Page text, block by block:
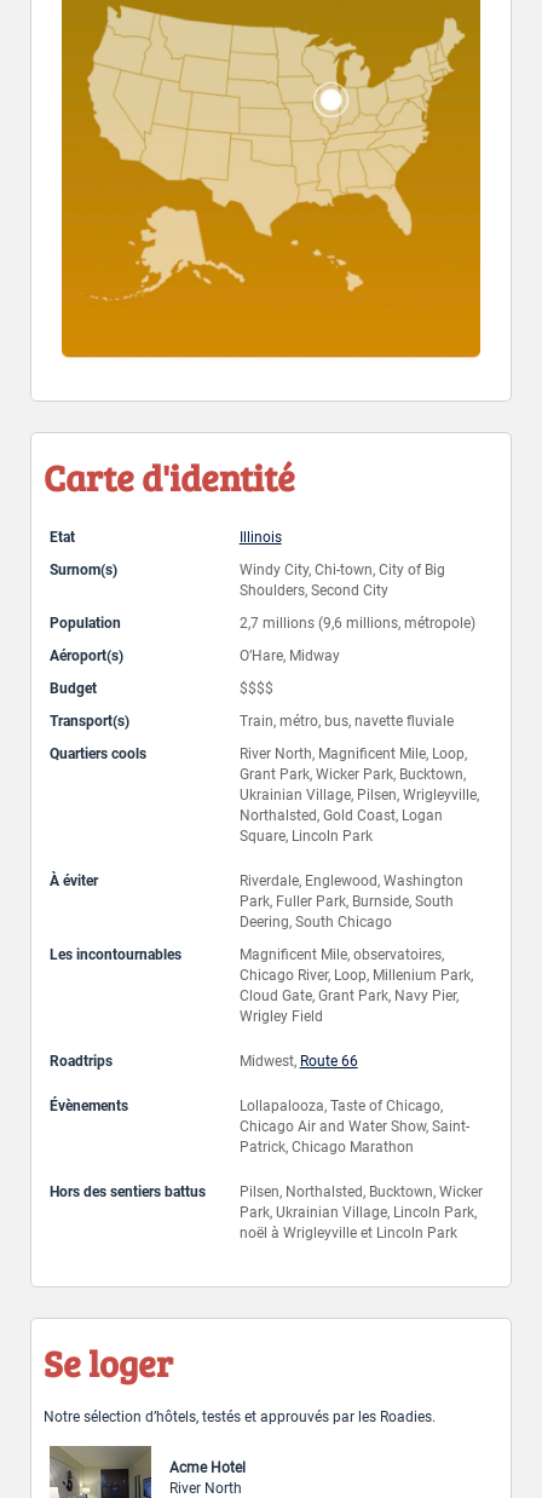
Carte d'identité
Etat
Illinois
Surnom(s)
Windy City, Chi-town, City of Big
Shoulders, Second City
Population
2,7 millions (9,6 millions, métropole)
Aéroport(s)
O’Hare, Midway
Budget
$$$$
Transport(s)
Train, métro, bus, navette fluviale
Quartiers cools
River North, Magnificent Mile, Loop,
Grant Park, Wicker Park, Bucktown,
Ukrainian Village, Pilsen, Wrigleyville,
Northalsted, Gold Coast, Logan
Square, Lincoln Park
À éviter
Riverdale, Englewood, Washington
Park, Fuller Park, Burnside, South
Deering, South Chicago
Les incontournables
Magnificent Mile, observatoires,
Chicago River, Loop, Millenium Park,
Cloud Gate, Grant Park, Navy Pier,
Wrigley Field
Roadtrips Midwest, Route 66
Évènements
Lollapalooza, Taste of Chicago,
Chicago Air and Water Show, Saint-
Patrick, Chicago Marathon
Hors des sentiers battus
Pilsen, Northalsted, Bucktown, Wicker
Park, Ukrainian Village, Lincoln Park,
noël à Wrigleyville et Lincoln Park
Se loger
Notre sélection d’hôtels, testés et approuvés par les Roadies.
Acme Hotel
River North